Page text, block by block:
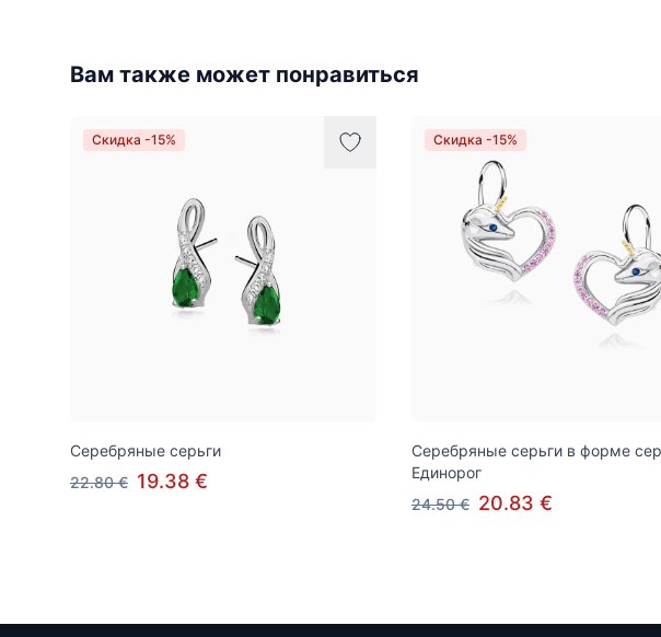
Вам также может понравиться
Скидка -15%
Серебряные серьги
22.80 € 19.38 €
Скидка -15%
Серебряные серьги в форме
Единорог
24.50 € 20.83 €